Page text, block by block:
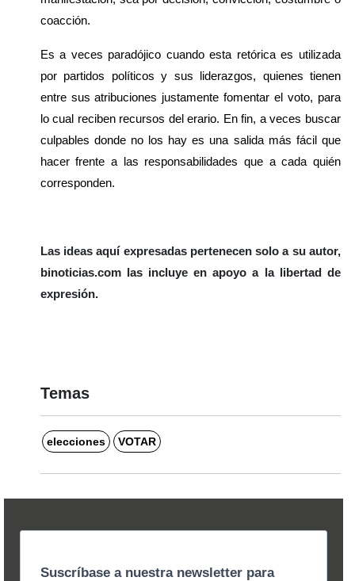
coacción.
Es a veces paradójico cuando esta retórica es utilizada
por partidos políticos y sus liderazgos, quienes tienen
entre sus atribuciones justamente fomentar el voto, para
lo cual reciben recursos del erario. En fin, a veces buscar
culpables donde no los hay es una salida más fácil que
hacer frente a las responsabilidades que a cada quién
corresponden.
Las ideas aquí expresadas pertenecen solo a su autor,
binoticias.com las incluye en apoyo a la libertad de
expresión.
Temas
elecciones VOTAR